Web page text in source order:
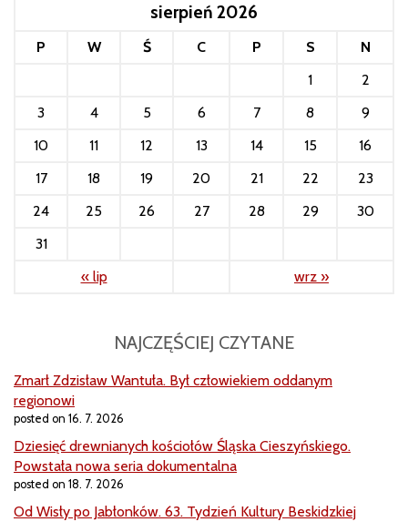
sierpień 2026
P W Ś C P S
N
1
2
3
4 5 6 7 8
9
10
11 12 13 14 15
16
17
18 19 20 21 22
23
24
25 26 27 28 29
30
31
« lip
wrz »
NAJCZĘŚCIEJ CZYTANE
Zmarł Zdzisław Wantuła. Był człowiekiem oddanym
regionowi
posted on 16. 7. 2026
Dziesięć drewnianych kościołów Śląska Cieszyńskiego.
Powstała nowa seria dokumentalna
posted on 18. 7. 2026
Od Wisły po Jabłonków. 63. Tydzień Kultury Beskidzkiej